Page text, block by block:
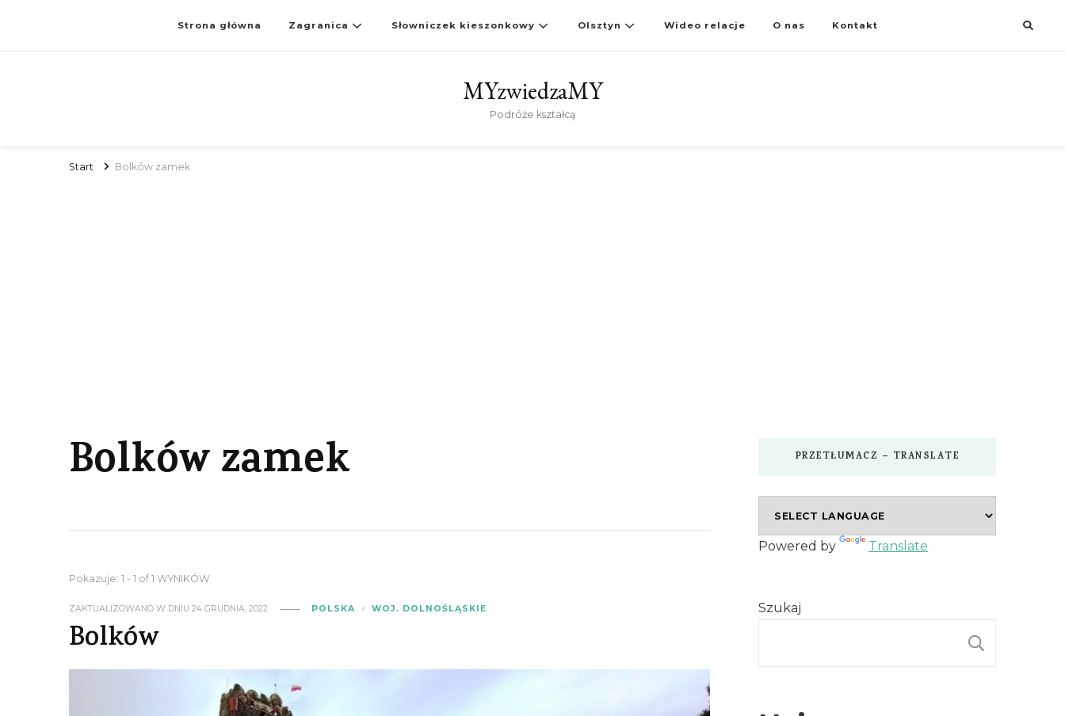
Strona główna Zagranica Słowniczek kieszonkowy Olsztyn Wideo relacje O nas Kontakt
MYzwiedzaMY
Podróże kształcą
Start Bolków zamek
Bolków zamek
Pokazuje: 1 - 1 of 1 WYNIKÓW
ZAKTUALIZOWANO W DNIU24 GRUDNIA, 2022 POLSKA WOJ. DOLNOŚLĄSKIE
Bolków
PRZETŁUMACZ – TRANSLATE
Powered by Translate
Szukaj